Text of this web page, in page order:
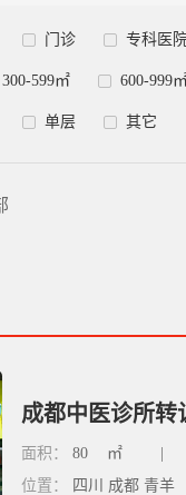
门诊 专科医
300-599㎡ 600-999
单层 其它
成都中医诊所转
面积： 80 ㎡
位置：
四川 成都 青羊